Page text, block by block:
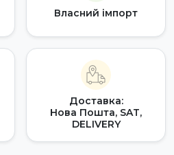
Власний імпорт
Доставка:
Нова Пошта, SAT,
DELIVERY